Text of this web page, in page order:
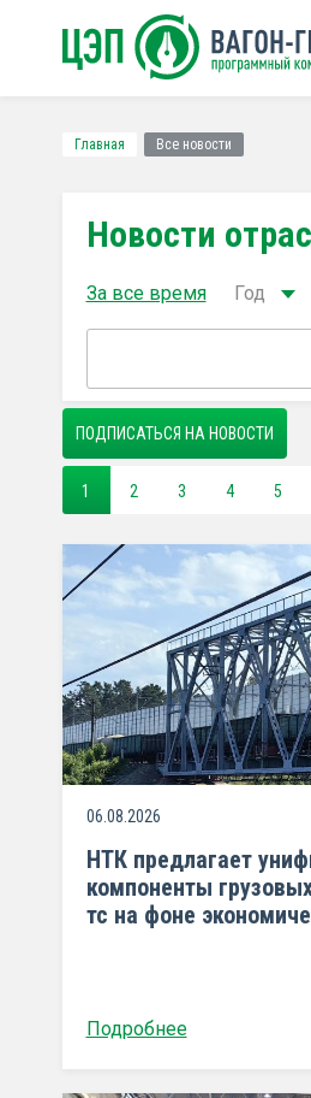
Главная Все новости
Новости
За все время Год
ПОДПИСАТЬСЯ НА НОВОСТИ
1 2 3 4 5
06.08.2026
НТК предлагает
компоненты
тс на фоне
Подробнее